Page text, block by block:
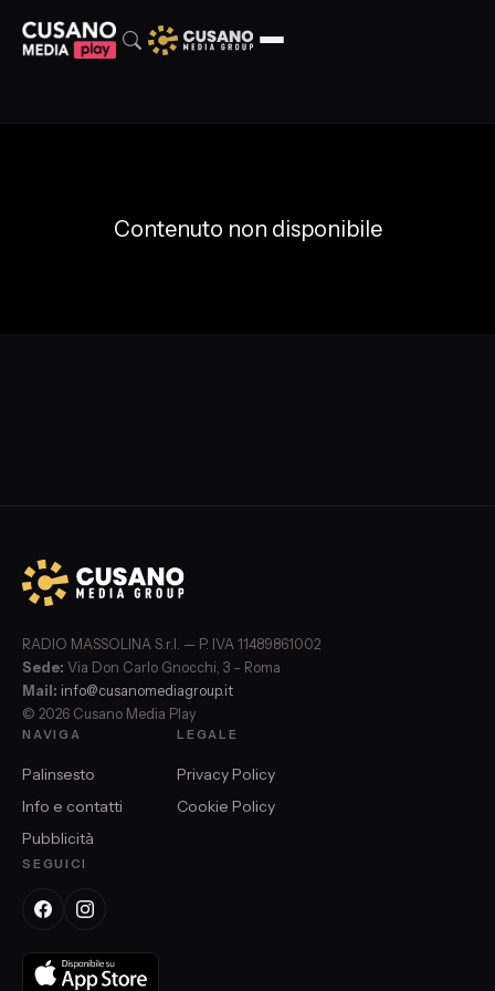
Contenuto non disponibile
RADIO MASSOLINA S.r.l. — P. IVA 11489861002
Sede: Via Don Carlo Gnocchi, 3 – Roma
Mail: info@cusanomediagroup.it
© 2026 Cusano Media Play
NAVIGA
Palinsesto
Info e contatti
Pubblicità
LEGALE
Privacy Policy
Cookie Policy
SEGUICI